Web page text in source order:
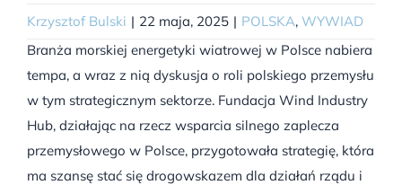
Krzysztof Bulski | 22 maja, 2025 | POLSKA, WYWIAD
Branża morskiej energetyki wiatrowej w Polsce nabiera
tempa, a wraz z nią dyskusja o roli polskiego przemysłu
w tym strategicznym sektorze. Fundacja Wind Industry
Hub, działając na rzecz wsparcia silnego zaplecza
przemysłowego w Polsce, przygotowała strategię, która
ma szansę stać się drogowskazem dla działań rządu i